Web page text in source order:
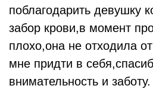
поблагодарить девушку
забор крови,в момент
плохо,она не отходила
мне придти в
внимательность и заботу.